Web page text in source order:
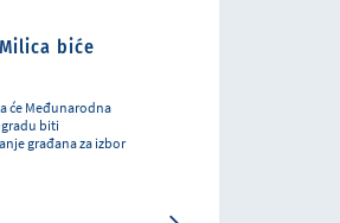
biće
će Međunarodna
biti
građana za izbor